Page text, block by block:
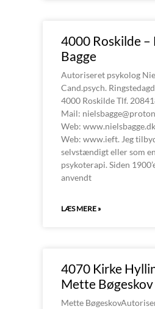
4000 Roskilde –
Bagge
Autoriseret psykolog
Cand.psych.
4000 Roskilde Tlf.
Mail:
Web: www.nielsbagge.dk
Web: www.ieft. Jeg
selvstændigt eller som
psykoterapi. Siden
anvendt
LÆS MERE »
4070 Kirke
Mette Bøgeskov
Mette